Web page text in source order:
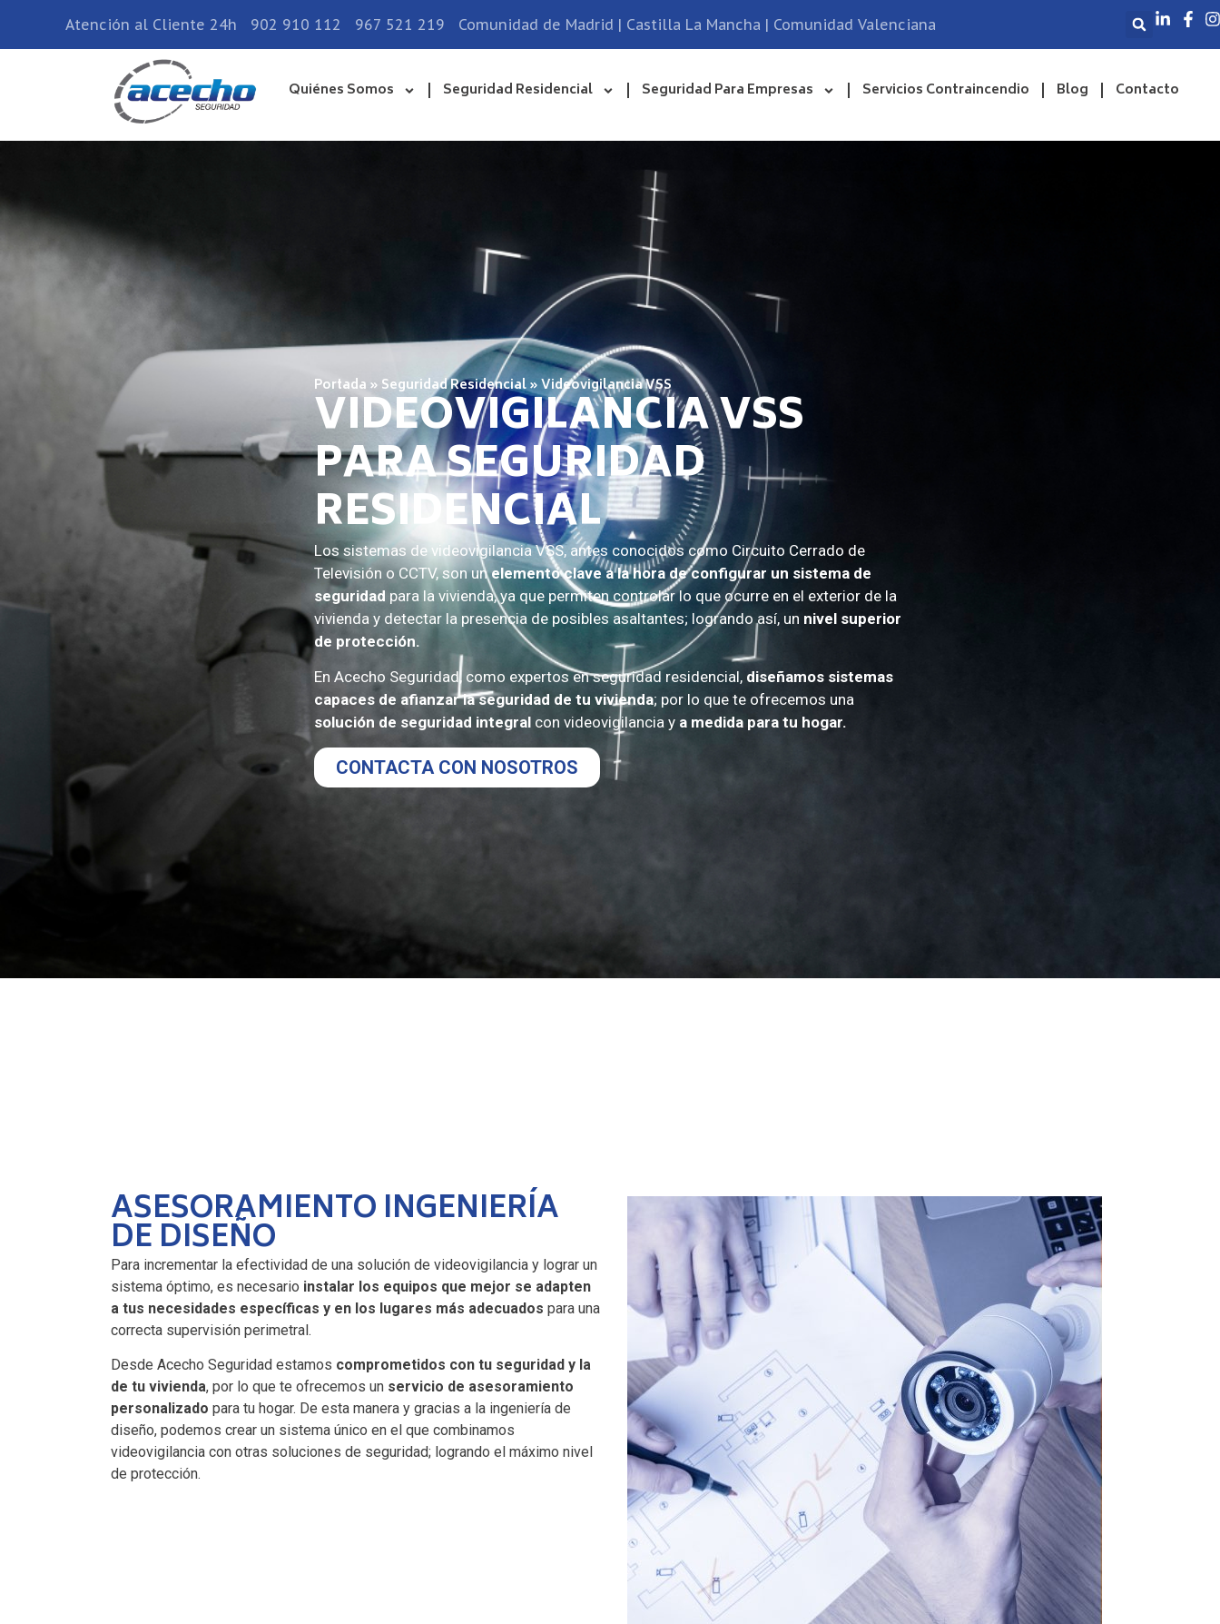
Atención al Cliente 24h 902 910 112 967 521 219 Comunidad de Madrid | Castilla La Mancha | Comunidad Valenciana
Quiénes Somos Seguridad Residencial Seguridad Para Empresas Servicios Contraincendio Blog Contacto
Portada » Seguridad Residencial»Videovigilancia VSS
VIDEOVIGILANCIA VSS
PARA SEGURIDAD
RESIDENCIAL​
Los sistemas de videovigilancia VSS, antes conocidos como Circuito Cerrado de
Televisión o CCTV, son unelemento clave a la hora de configurar un sistema de
seguridad para la vivienda, ya que permiten controlar lo que ocurre en el exterior de la
vivienda y detectar la presencia de posibles asaltantes; logrando así, un nivel superior
de protección.
En Acecho Seguridad, como expertos en seguridad residencial, diseñamos sistemas
capaces de afianzar la seguridad de tu vivienda; por lo que te ofrecemos una
solución de seguridad integral con videovigilancia y a medida para tu hogar.
CONTACTA CON NOSOTROS
ASESORAMIENTO INGENIERÍA
DE DISEÑO
Para incrementar la efectividad de una solución de videovigilancia y lograr un
sistema óptimo, es necesario instalar los equipos que mejor se adapten
a tus necesidades específicas y en los lugares más adecuados para una
correcta supervisión perimetral.
Desde Acecho Seguridad estamos comprometidos con tu seguridad y la
de tu vivienda, por lo que te ofrecemos un servicio de asesoramiento
personalizado para tu hogar. De esta manera y gracias a la ingeniería de
diseño, podemos crear un sistema único en el que combinamos
videovigilancia con otras soluciones de seguridad; logrando el máximo nivel
de protección.